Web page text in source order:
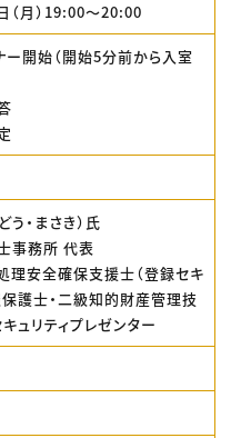
月）19:00〜20:00
開始（開始5分前から入室
う・まさき）氏
事務所 代表
理安全確保支援士（登録セキ
保護士・二級知的財産管理技
ュリティプレゼンター